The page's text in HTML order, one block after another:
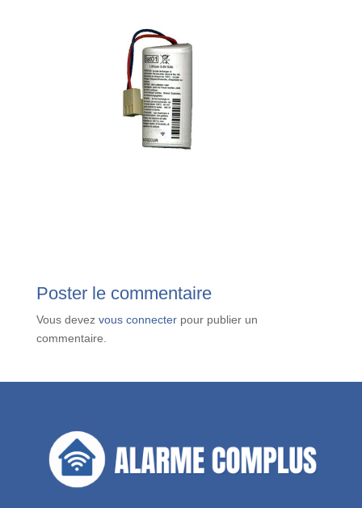
Poster le commentaire
Vous devez vous connecterpour publier un
commentaire.